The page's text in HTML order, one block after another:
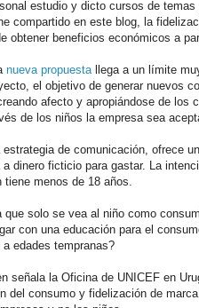
estudio y dicto cursos de
compartido en este blog, la
obtener beneficios económicos a
nueva propuesta llega a un límite
el objetivo de generar nuevos
afecto y apropiándose de los
de los niños la empresa sea
estrategia de comunicación, ofrece
a dinero ficticio para gastar. La
tiene menos de 18 años.
que solo se vea al niño como
con una educación para el
edades tempranas?
señala la Oficina de UNICEF en
del consumo y fidelización de